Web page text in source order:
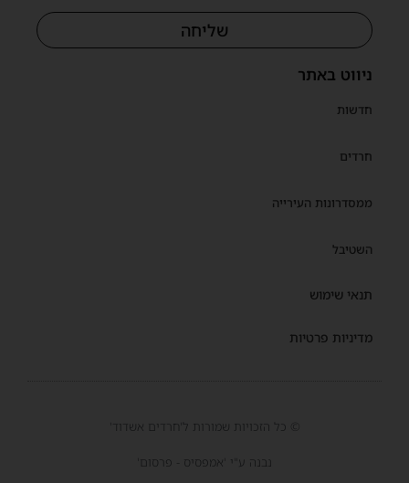
ניווט באתר
חדשות
חרדים
ממסדרונות העירייה
השטיבל
תנאי שימוש
מדיניות פרטיות
שליחה
© כל הזכויות שמורות ל'חרדים אשדוד'
נבנה ע"י 'אמפסיס - פרסום'